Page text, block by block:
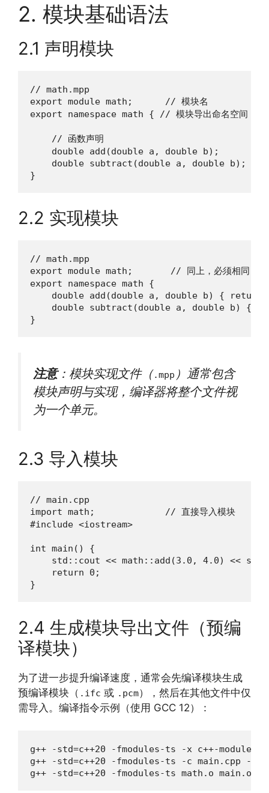
2. 模块基础语法
2.1 声明模块
// math.mpp
export module math;      // 模块名
export namespace math { // 模块导出命名空间
    // 函数声明
    double add(double a, double b);
    double subtract(double a, double b);
}
2.2 实现模块
// math.mpp
export module math;       // 同上，必须相同
export namespace math {
double add(double a, double b) { return
double subtract(double a, double b) {
}
注意：模块实现文件（.mpp ）通常包含
模块声明与实现，编译器将整个文件视
为一个单元。
2.3 导入模块
// main.cpp
import math;             // 直接导入模块
#include <iostream>
int main() {
std::cout << math::add(3.0, 4.0) <<
    return 0;
}
2.4 生成模块导出文件（预编
译模块）
为了进一步提升编译速度，通常会先编译模块生成
预编译模块（ .ifc 或 .pcm），然后在其他文件中仅
需导入。编译指令示例（使用 GCC 12）：
g++ -std=c++20 -fmodules-ts -x c++-module -
g++ -std=c++20 -fmodules-ts -c main.cpp -o
g++ -std=c++20 -fmodules-ts math.o main.o -